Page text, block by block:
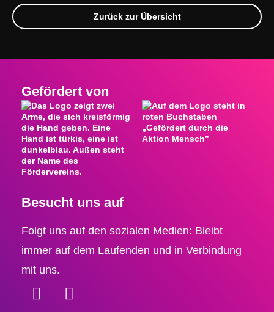
Zurück zur Übersicht
Gefördert von
Besucht uns auf
Folgt uns auf den sozialen Medien: Bleibt
immer auf dem Laufenden und in Verbindung
mit uns.